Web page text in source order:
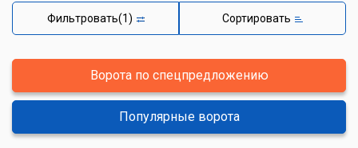
Фильтровать(1) Сортировать
Ворота по спецпредложению
Популярные ворота